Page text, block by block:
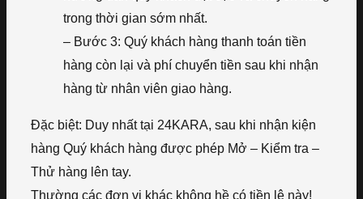
trong thời gian sớm nhất.
– Bước 3: Quý khách hàng thanh toán tiền
hàng còn lại và phí chuyển tiền sau khi nhận
hàng từ nhân viên giao hàng.
Đặc biệt: Duy nhất tại 24KARA, sau khi nhận kiện
hàng Quý khách hàng được phép Mở – Kiểm tra –
Thử hàng lên tay.
Thường các đơn vị khác không hề có tiền lệ này!